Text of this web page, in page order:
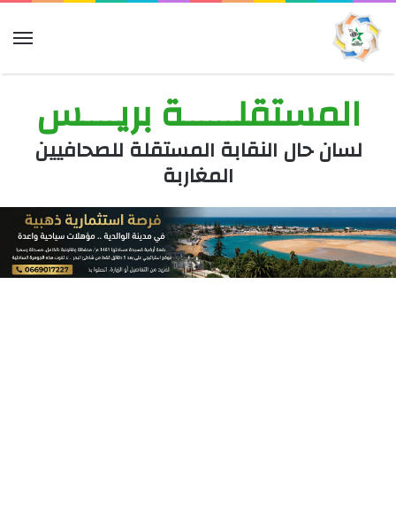
المستقلــــــة بريــــس
لسان حال النقابة المستقلة للصحافيين
المغاربة